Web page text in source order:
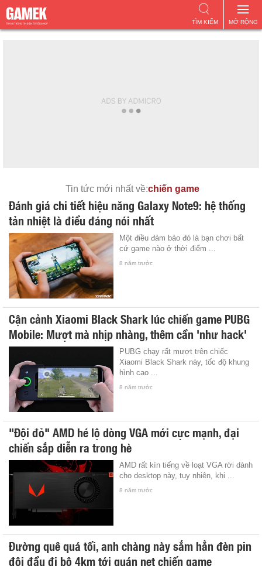
MỞ RỘNG
TÌM KIẾM
Tin tức mới nhất về:chiến game
Đánh giá chi tiết hiệu năng Galaxy Note9: hệ thống
tản nhiệt là điều đáng nói nhất
Một điều đảm bảo đó là bạn chơi bất
cứ game nào ở thời điểm ...
8 năm trước
Cận cảnh Xiaomi Black Shark lúc chiến game PUBG
Mobile: Mượt mà nhịp nhàng, thêm cần 'như hack'
PUBG chạy rất mượt trên chiếc
Xiaomi Black Shark này, tốc độ khung
hình cao ...
8 năm trước
"Đội đỏ" AMD hé lộ dòng VGA mới cực mạnh, đại
chiến sắp diễn ra trong hè
AMD rất kín tiếng về loạt VGA rời dành
cho desktop này, tuy nhiên, khi ...
8 năm trước
Đường quê quá tối, anh chàng này sắm hẳn đèn pin
đội đầu đi bộ 4km tới quán net chiến game